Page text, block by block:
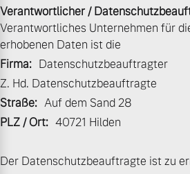
Geschäftskunden
Editionsmodelle
Konnektivität
Zubehörkatalog
Service by Volvo
Volvo
Verantwortlicher /
Verantwortliches Unternehmen für
erhobenen Daten ist die
Firma: Datenschutzbeauftragter
Z. Hd. Datenschutzbeauftragte
Straße: Auf dem Sand 28
PLZ / Ort: 40721 Hilden
Der Datenschutzbeauftragte ist zu